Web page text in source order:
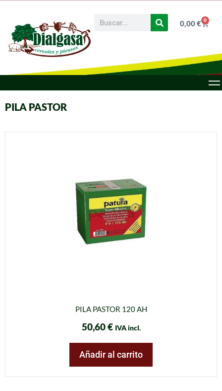
0,00€ 0
PILA PASTOR
PILA PASTOR 120 AH
50,60€ IVA incl.
Añadir al carrito